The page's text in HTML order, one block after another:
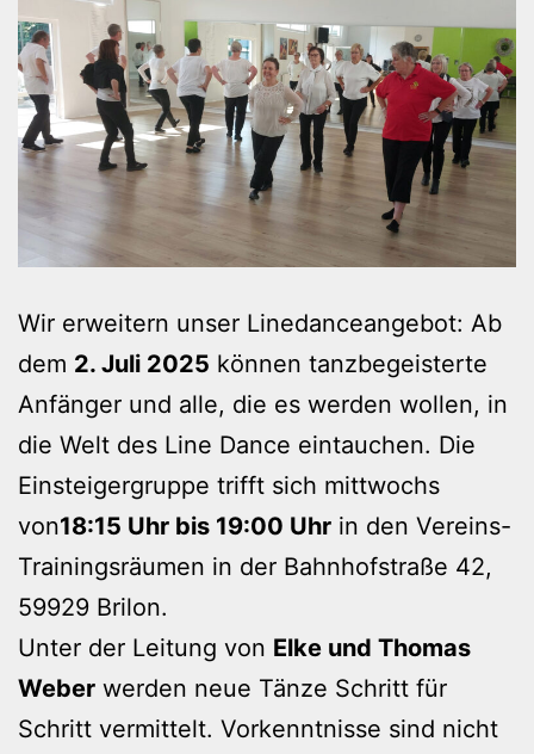
Wir erweitern unser Linedanceangebot: Ab
dem 2. Juli 2025 können tanzbegeisterte
Anfänger und alle, die es werden wollen, in
die Welt des Line Dance eintauchen. Die
Einsteigergruppe trifft sich mittwochs
von18:15 Uhr bis 19:00 Uhr in den Vereins-
Trainingsräumen in der Bahnhofstraße 42,
59929 Brilon.
Unter der Leitung von Elke und Thomas
Weber werden neue Tänze Schritt für
Schritt vermittelt. Vorkenntnisse sind nicht